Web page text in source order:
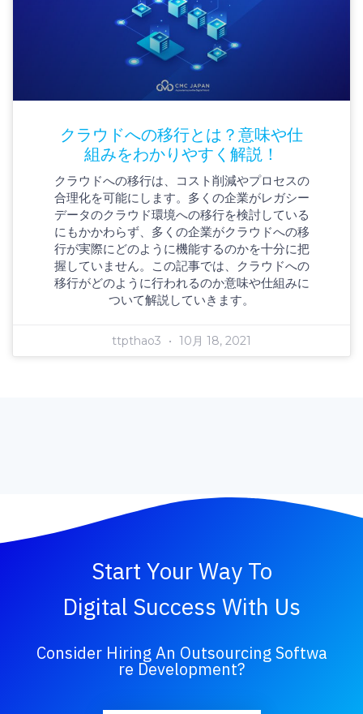
クラウドへの移行とは？意味や仕
組みをわかりやすく解説！
クラウドへの移行は、コスト削減やプロセスの
合理化を可能にします。多くの企業がレガシー
データのクラウド環境への移行を検討している
にもかかわらず、多くの企業がクラウドへの移
行が実際にどのように機能するのかを十分に把
握していません。この記事では、クラウドへの
移行がどのように行われるのか意味や仕組みに
ついて解説していきます。
ttpthao3 10月 18, 2021
Start Your Way To
Digital Success With Us
Consider Hiring An Outsourcing Softwa
Re Development?